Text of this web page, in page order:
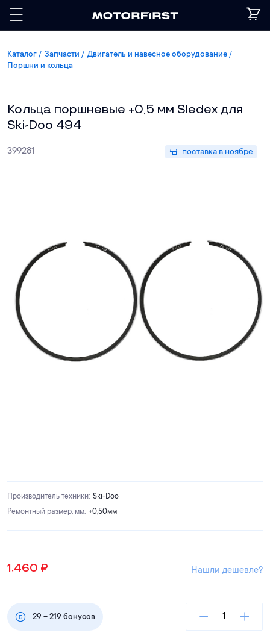
Каталог Запчасти
Двигатель и навесное оборудование
Поршни и кольца
Кольца поршневые +0,5 мм Sledex для
Ski-Doo 494
399281 поставка в ноябре
Производитель техники: Ski-Doo
Ремонтный размер, мм: +0,50мм
1,460 ₽ Нашли дешевле?
29 – 219 бонусов